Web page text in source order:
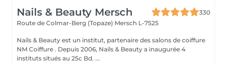
Nails & Beauty Mersch
330
Route de Colmar-Berg (Topaze) Mersch L-7525
Nails & Beauty est un institut, partenaire des salons de coiffure
NM Coiffure . Depuis 2006, Nails & Beauty a inaugurée 4
instituts situés au 25c Bd. ...